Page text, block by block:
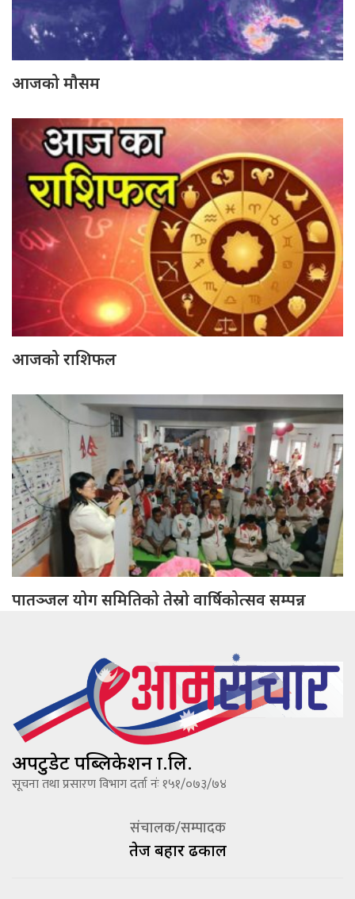
आजको मौसम
आजको राशिफल
पातञ्जल योग समितिको तेस्रो वार्षिकोत्सव सम्पन्न
अपटुडेट पब्लिकेशन प्रा.लि.
सूचना तथा प्रसारण विभाग दर्ता नंः १५१/०७३/७४
संचालक/सम्पादक
तेज बहादूर ढकाल